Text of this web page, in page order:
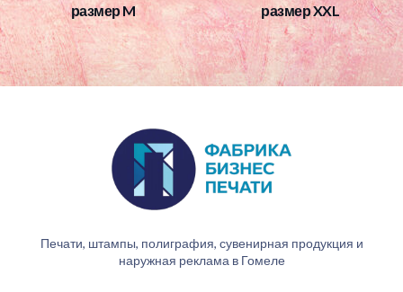
размер M
размер XXL
Печати, штампы, полиграфия, сувенирная продукция и
наружная реклама в Гомеле